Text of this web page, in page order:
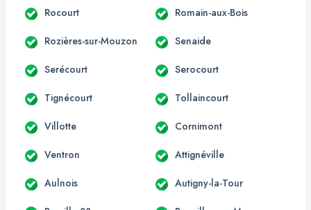
Rocourt Romain-aux-Bois
Rozières-sur-Mouzon Senaide
Serécourt Serocourt
Tignécourt Tollaincourt
Villotte Cornimont
Ventron Attignéville
Aulnois Autigny-la-Tour